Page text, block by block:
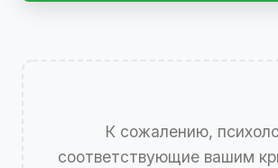
К сожалению,
соответствующие вашим